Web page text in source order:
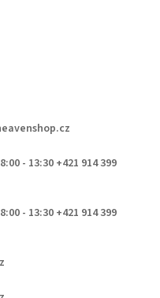
- 13:30 +421 914 399
- 13:30 +421 914 399